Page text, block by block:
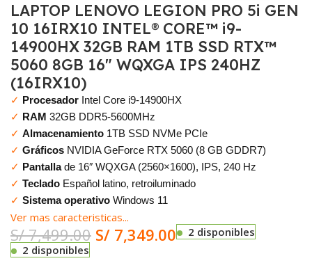
LAPTOP LENOVO LEGION PRO 5i GEN
10 16IRX10 INTEL® CORE™ i9-
14900HX 32GB RAM 1TB SSD RTX™
5060 8GB 16″ WQXGA IPS 240HZ
(16IRX10)
✓ Procesador Intel Core i9-14900HX
✓ RAM 32GB DDR5-5600MHz
✓ Almacenamiento 1TB SSD NVMe PCIe
✓ Gráficos NVIDIA GeForce RTX 5060 (8 GB GDDR7)
✓ Pantallade 16″ WQXGA (2560×1600), IPS, 240 Hz
✓ Teclado Español latino, retroiluminado
✓ Sistema operativo Windows 11
Ver mas caracteristicas...
S/7,499.00 S/ 7,349.00
2 disponibles
2 disponibles